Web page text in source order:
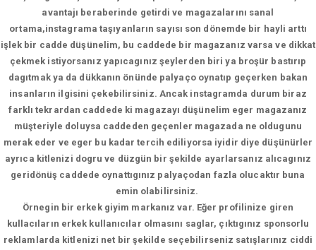
avantajı beraberinde getirdi ve magazalarını sanal
ortama,instagrama taşıyanların sayısı son dönemde bir hayli arttı
işlek bir cadde düşünelim, bu caddede bir magazanız varsa ve dikkat
çekmek istiyorsanız yapıcagınız şeylerden biri ya broşür bastırıp
dagıtmak ya da dükkanın önünde palyaço oynatıp geçerken bakan
insanların ilgisini çekebilirsiniz. Ancak instagramda durum biraz
farklı tekrardan caddede ki magazayı düşünelim eger magazanız
müşteriyle doluysa caddeden geçenler magazada ne oldugunu
merak eder ve eger bu kadar tercih ediliyorsa iyidir diye düşünürler
ayrıca kitlenizi dogru ve düzgün bir şekilde ayarlarsanız alıcagınız
geridönüş caddede oynattıgınız palyaçodan fazla olucaktır buna
emin olabilirsiniz.
Örnegin bir erkek giyim markanız var. Eğer profilinize giren
kullacıların erkek kullanıcılar olmasını saglar, çıktıgınız sponsorlu
reklamlarda kitlenizi net bir şekilde seçebilirseniz satışlarınız ciddi